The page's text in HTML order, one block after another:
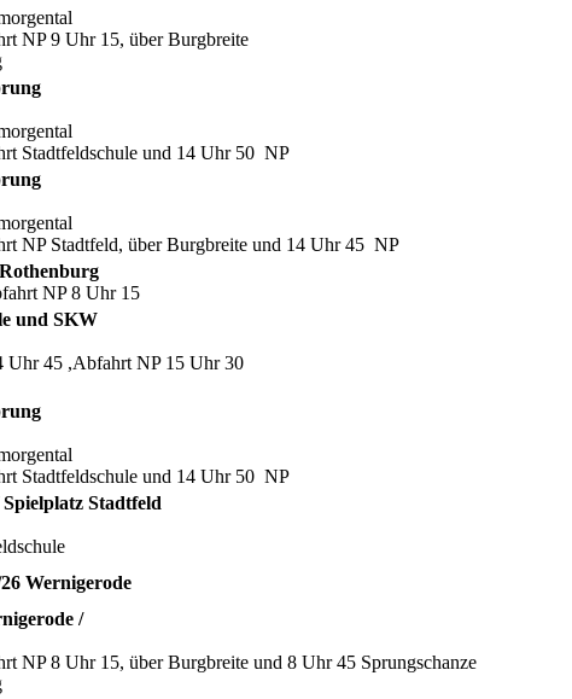
NP 9 Uhr 15, über Burgbreite
Stadtfeldschule und 14 Uhr 50 NP
NP Stadtfeld, über Burgbreite und 14 Uhr 45 NP
NP 8 Uhr 15
und SKW
Uhr 45 ,Abfahrt NP 15 Uhr 30
Stadtfeldschule und 14 Uhr 50 NP
Stadtfeld
Wernigerode
/
NP 8 Uhr 15, über Burgbreite und 8 Uhr 45 Sprungschanze